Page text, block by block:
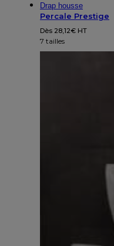
Drap housse
Percale Prestige
Dès 28,12€ HT
7 tailles